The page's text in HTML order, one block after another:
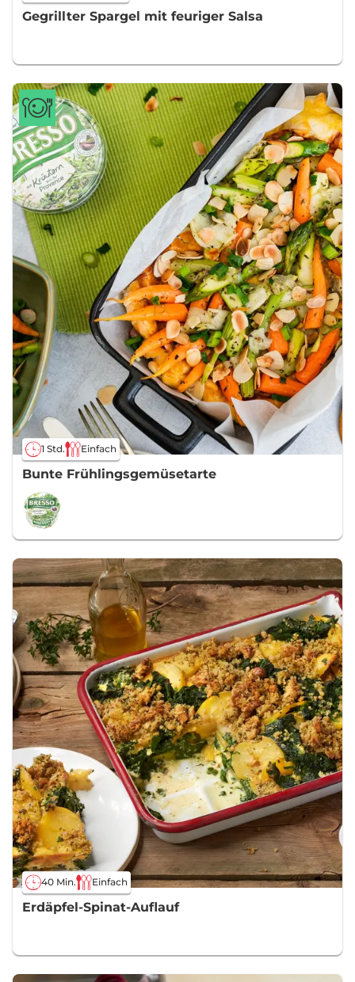
Gegrillter Spargel mit feuriger Salsa
1 Std. Einfach
Bunte Frühlingsgemüsetarte
40 Min. Einfach
Erdäpfel-Spinat-Auflauf